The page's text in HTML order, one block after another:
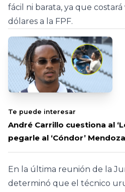
fácil ni barata, ya que
dólares a la FPF.
Te puede interesar
André Carrillo cuestiona al
pegarle al ‘Cóndor’
En la última reunión de la
determinó que el técnico